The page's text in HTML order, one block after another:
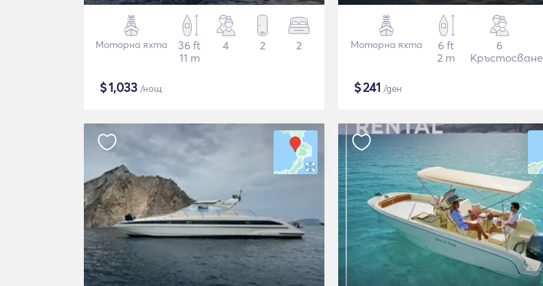
Моторна яхта
36 ft
11 m
4 2 2
$1,033 /нощ
Моторна яхта
6 ft
2 m
6
Кръстосване
$241 /ден